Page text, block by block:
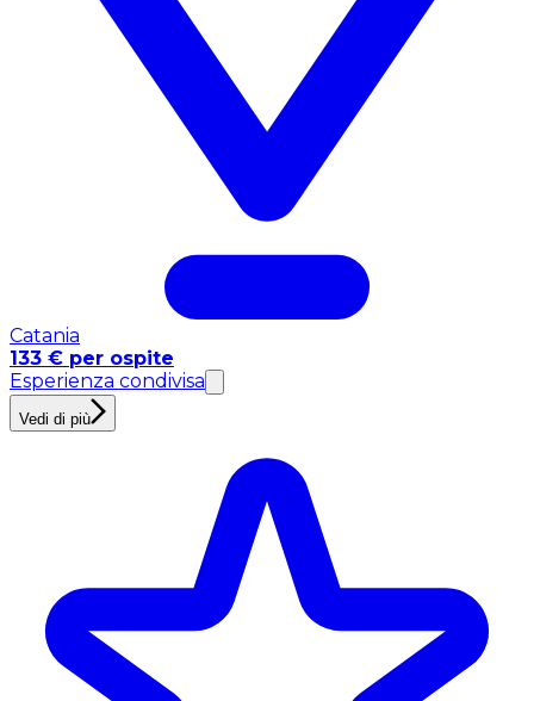
Catania
133 € per ospite
Esperienza condivisa
Vedi di più